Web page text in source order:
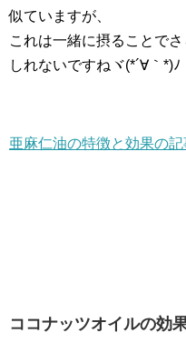
似ていますが、
これは一緒に摂ることで
しれないですねヾ(*´∀｀*)ﾉ
亜麻仁油の特徴と効果の
ココナッツオイルの効